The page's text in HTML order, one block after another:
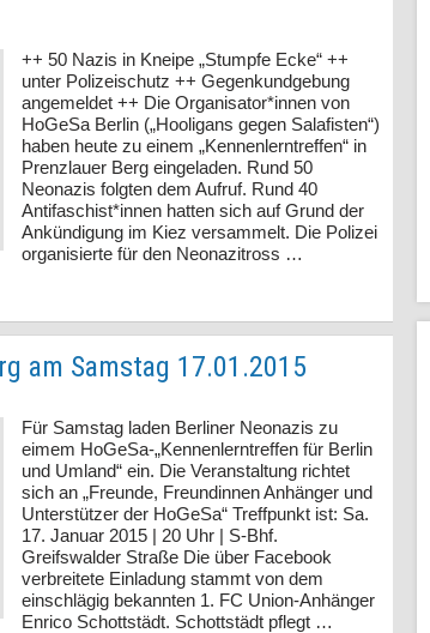
++ 50 Nazis in Kneipe „Stumpfe Ecke“ ++
unter Polizeischutz ++ Gegenkundgebung
angemeldet ++ Die Organisator*innen von
HoGeSa Berlin („Hooligans gegen Salafisten“)
haben heute zu einem „Kennenlerntreffen“ in
Prenzlauer Berg eingeladen. Rund 50
Neonazis folgten dem Aufruf. Rund 40
Antifaschist*innen hatten sich auf Grund der
Ankündigung im Kiez versammelt. Die Polizei
organisierte für den Neonazitross …
am Samstag 17.01.2015
Für Samstag laden Berliner Neonazis zu
eimem HoGeSa-„Kennenlerntreffen für Berlin
und Umland“ ein. Die Veranstaltung richtet
sich an „Freunde, Freundinnen Anhänger und
Unterstützer der HoGeSa“ Treffpunkt ist: Sa.
17. Januar 2015 | 20 Uhr | S-Bhf.
Greifswalder Straße Die über Facebook
verbreitete Einladung stammt von dem
einschlägig bekannten 1. FC Union-Anhänger
Enrico Schottstädt. Schottstädt pflegt …